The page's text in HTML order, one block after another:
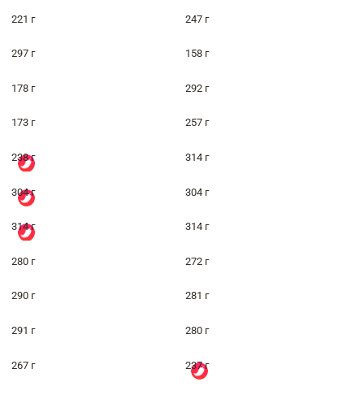
221 г 247 г
297 г 158 г
178 г 292 г
173 г 257 г
238 г 314 г
304 г 304 г
314 г 314 г
280 г 272 г
290 г 281 г
291 г 280 г
267 г 237 г